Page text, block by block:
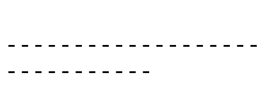
-----------